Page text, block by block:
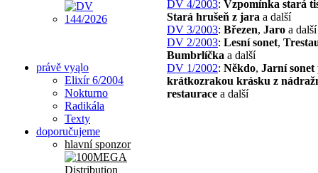
právě vyąlo
Elixír 6/2004
Nokturno
Radikála
Texty
doporučujeme
hlavní sponzor
DV 4/2003: Vzpomínka stará
Stará hrušeň z jara a další
DV 3/2003: Březen, Jaro a další
DV 2/2003: Lesní sonet,
Bumbrlíčka a další
DV 1/2002: Někdo, Jarní sonet
krátkozrakou krásku z
restaurace a další